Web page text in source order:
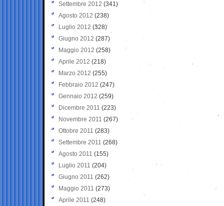
Settembre 2012 (341)
Agosto 2012 (238)
Luglio 2012 (328)
Giugno 2012 (287)
Maggio 2012 (258)
Aprile 2012 (218)
Marzo 2012 (255)
Febbraio 2012 (247)
Gennaio 2012 (259)
Dicembre 2011 (223)
Novembre 2011 (267)
Ottobre 2011 (283)
Settembre 2011 (268)
Agosto 2011 (155)
Luglio 2011 (204)
Giugno 2011 (262)
Maggio 2011 (273)
Aprile 2011 (248)